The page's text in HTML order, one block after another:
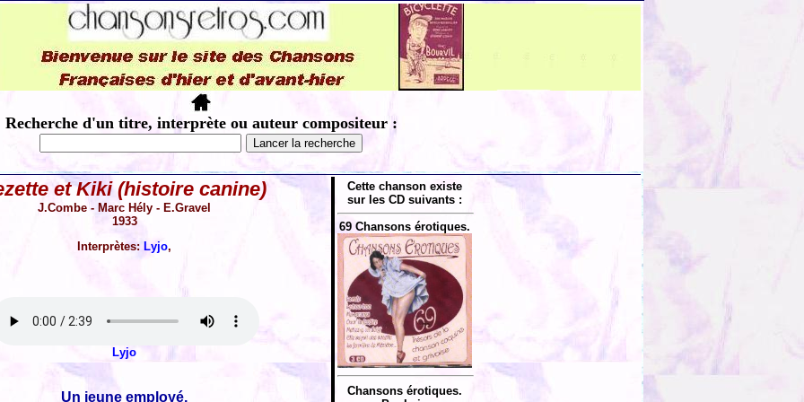
Recherche d'un titre, interprète ou auteur compositeur :
et Kiki (histoire canine)
J.Combe - Marc Hély - E.Gravel
1933
Interprètes: Lyjo,
Lyjo
Un jeune employé,
Cette chanson existe
sur les CD suivants :
69 Chansons érotiques.
Chansons érotiques.